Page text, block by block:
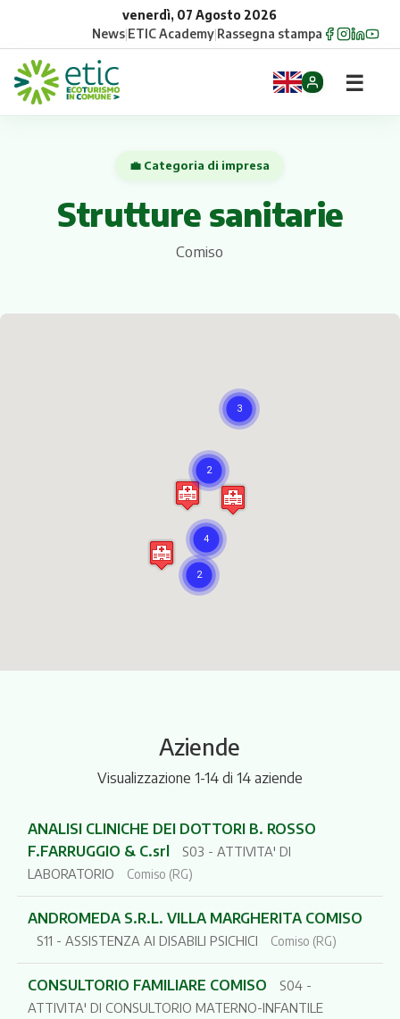
venerdì, 07 Agosto 2026
News|ETIC Academy|Rassegna stampa
Comuni
Gruppi
☰
💼 Categoria di impresa
Strutture sanitarie
Comiso
Aziende
Visualizzazione 1-14 di 14 aziende
ANALISI CLINICHE DEI DOTTORI B. ROSSO
F.FARRUGGIO & C.srl
S03 - ATTIVITA' DI
LABORATORIO
Comiso (RG)
ANDROMEDA S.R.L. VILLA MARGHERITA COMISO
S11 - ASSISTENZA AI DISABILI PSICHICI Comiso (RG)
CONSULTORIO FAMILIARE COMISO
S04 -
ATTIVITA' DI CONSULTORIO MATERNO-INFANTILE